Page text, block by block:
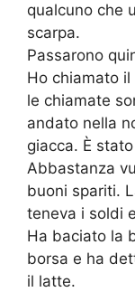
qualcuno che
scarpa.
Passarono
Ho chiamato
le chiamate
andato nella
giacca. È
Abbastanza
buoni spariti.
teneva i soldi
Ha baciato la
borsa e ha
il latte.